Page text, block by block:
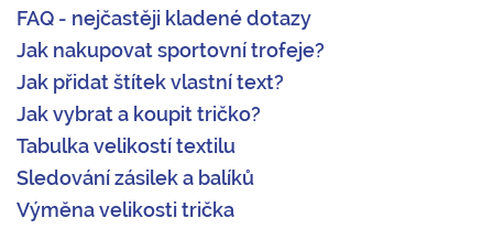
FAQ - nejčastěji kladené dotazy
Jak nakupovat sportovní trofeje?
Jak přidat štítek vlastní text?
Jak vybrat a koupit tričko?
Tabulka velikostí textilu
Sledování zásilek a balíků
Výměna velikosti trička